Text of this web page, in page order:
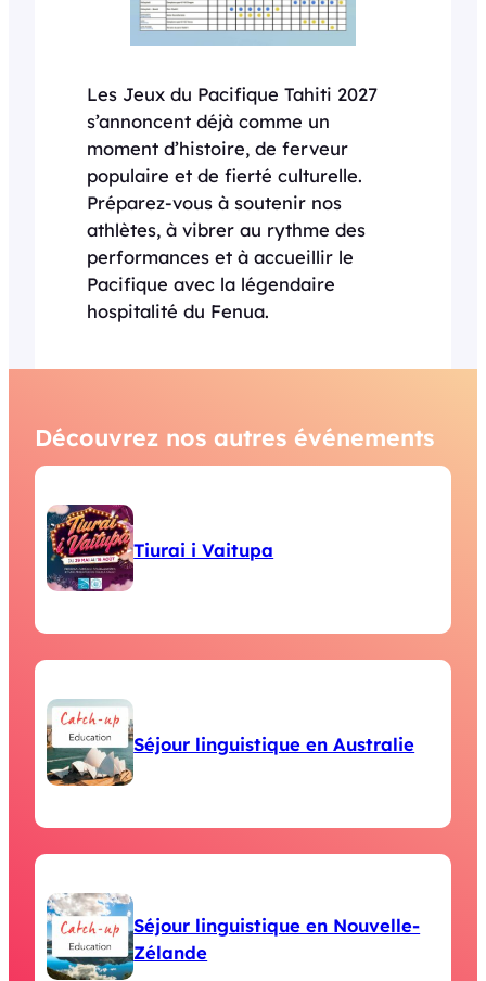
Les Jeux du Pacifique Tahiti 2027
s’annoncent déjà comme un
moment d’histoire, de ferveur
populaire et de fierté culturelle.
Préparez-vous à soutenir nos
athlètes, à vibrer au rythme des
performances et à accueillir le
Pacifique avec la légendaire
hospitalité du Fenua.
Découvrez nos autres événements
Tiurai i Vaitupa
Séjour linguistique en Australie
Séjour linguistique en Nouvelle-
Zélande